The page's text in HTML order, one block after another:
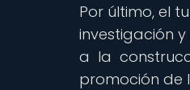
Por último, el
investigación
a la
promoción de